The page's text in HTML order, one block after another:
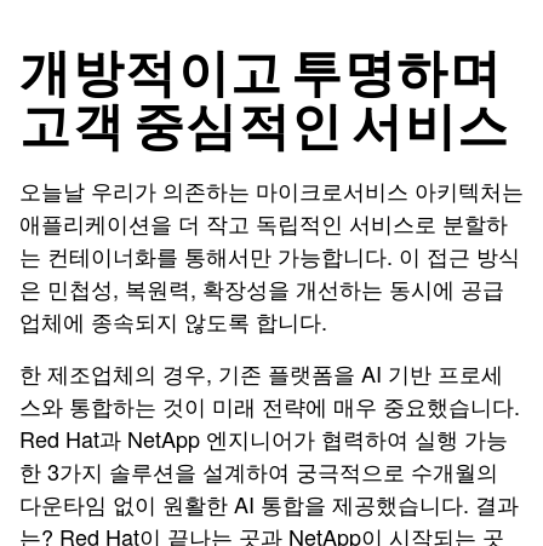
개방적이고 투명하며
고객 중심적인 서비스
오늘날 우리가 의존하는 마이크로서비스 아키텍처는
애플리케이션을 더 작고 독립적인 서비스로 분할하
는 컨테이너화를 통해서만 가능합니다. 이 접근 방식
은 민첩성, 복원력, 확장성을 개선하는 동시에 공급
업체에 종속되지 않도록 합니다.
한 제조업체의 경우, 기존 플랫폼을 AI 기반 프로세
스와 통합하는 것이 미래 전략에 매우 중요했습니다.
Red Hat과 NetApp 엔지니어가 협력하여 실행 가능
한 3가지 솔루션을 설계하여 궁극적으로 수개월의
다운타임 없이 원활한 AI 통합을 제공했습니다. 결과
는? Red Hat이 끝나는 곳과 NetApp이 시작되는 곳